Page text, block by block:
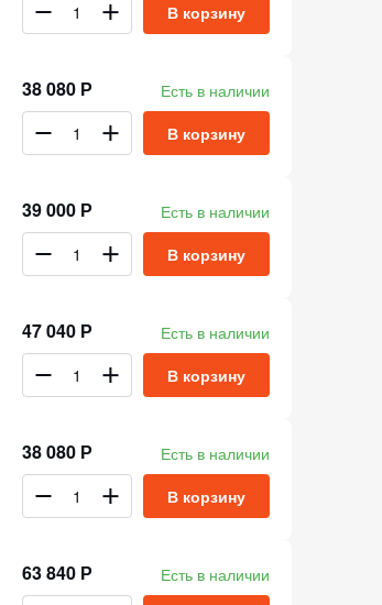
В корзину
Есть в наличии
38 080 Р
В корзину
Есть в наличии
39 000 Р
В корзину
Есть в наличии
47 040 Р
В корзину
Есть в наличии
38 080 Р
В корзину
Есть в наличии
63 840 Р